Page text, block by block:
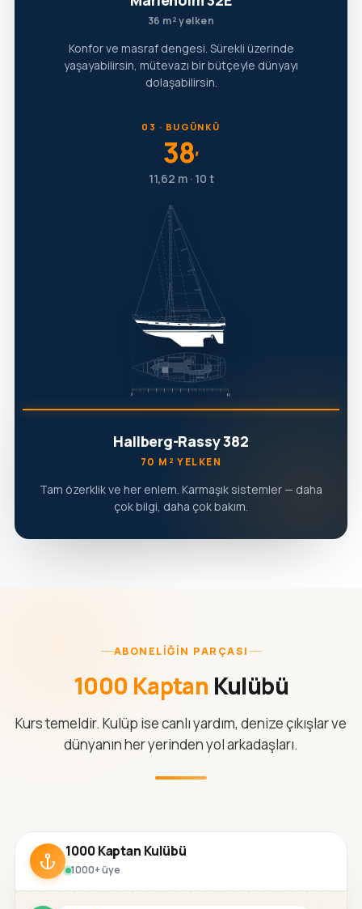
36 m² yelken
Konfor ve masraf dengesi. Sürekli üzerinde
yaşayabilirsin, mütevazı bir bütçeyle dünyayı
dolaşabilirsin.
03 · BUGÜNKÜ
38′
11,62 m · 10 t
Hallberg-Rassy 382
70 M² YELKEN
Tam özerklik ve her enlem. Karmaşık sistemler — daha
çok bilgi, daha çok bakım.
ABONELIĞIN PARÇASI
1000 Kaptan Kulübü
Kurs temeldir. Kulüp ise canlı yardım, denize çıkışlar ve
dünyanın her yerinden yol arkadaşları.
1000 Kaptan Kulübü
1000+ üye